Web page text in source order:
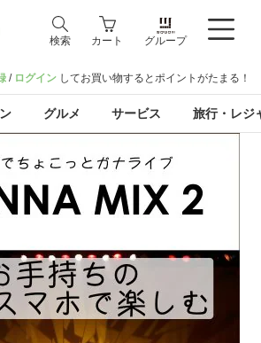
検索 カート グループ
/ ログイン してお買い物するとポイントがたまる！
グルメ サービス 旅行・レジ